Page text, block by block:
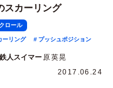
スカーリング
クロール
ーリング プッシュポジション
鉄人スイマー 原英晃
2017.06.24